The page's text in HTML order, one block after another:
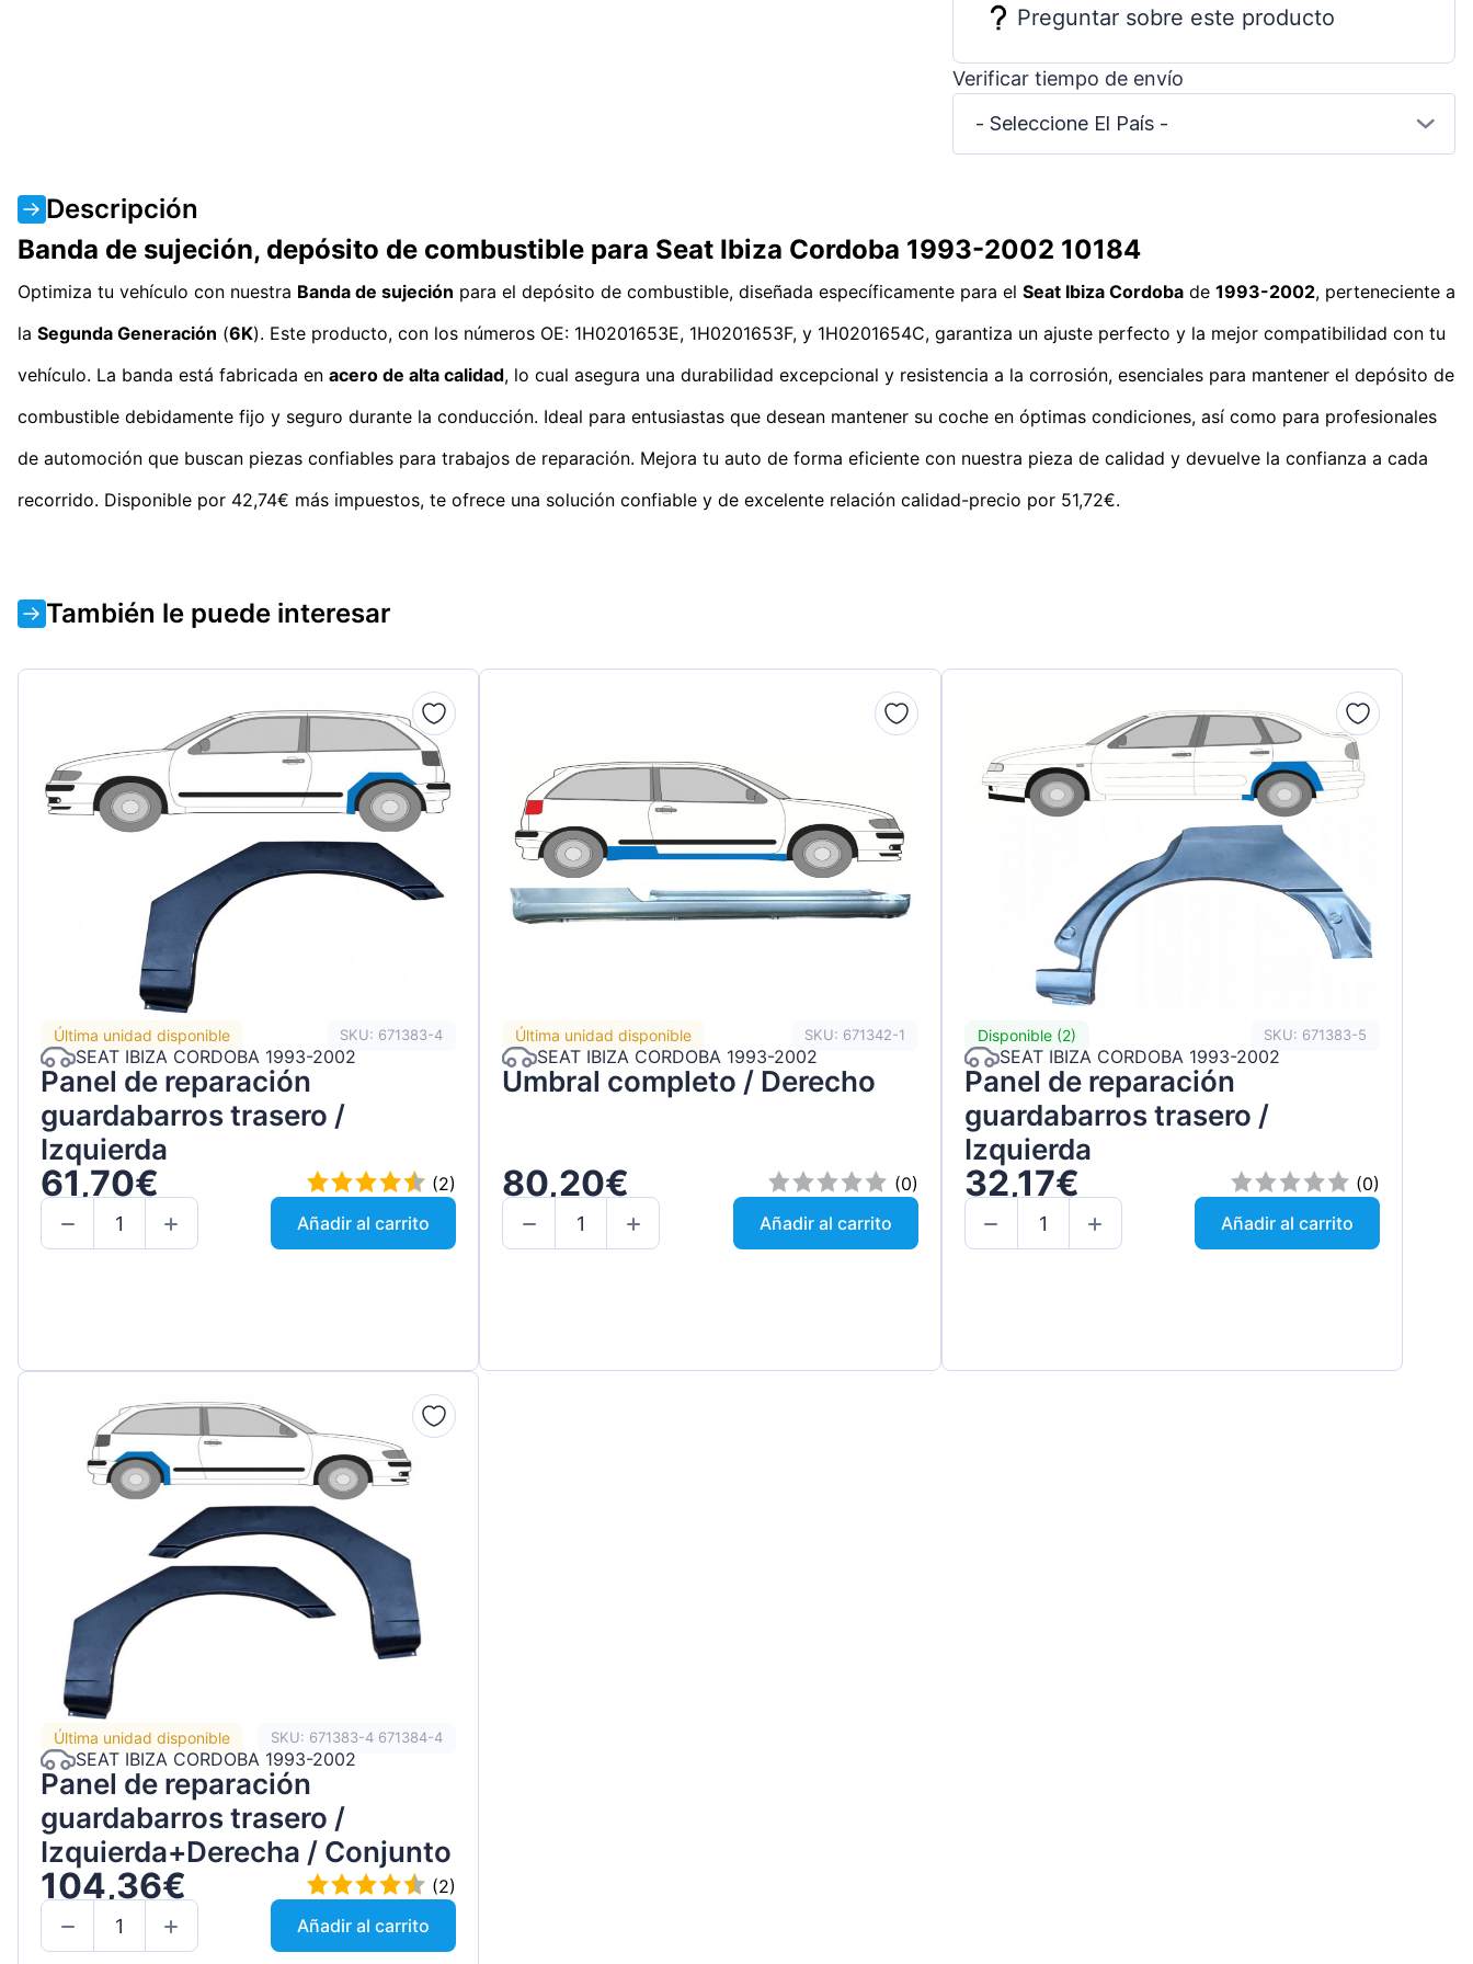
Preguntar sobre este producto
Verificar tiempo de envío
- Seleccione El País -
Descripción
Banda de sujeción, depósito de combustible para Seat Ibiza Cordoba 1993-2002 10184
Optimiza tu vehículo con nuestra Banda de sujeción para el depósito de combustible, diseñada específicamente para el Seat Ibiza Cordoba de 1993-2002, perteneciente a
la Segunda Generación (6K). Este producto, con los números OE: 1H0201653E, 1H0201653F, y 1H0201654C, garantiza un ajuste perfecto y la mejor compatibilidad con tu
vehículo. La banda está fabricada en acero de alta calidad, lo cual asegura una durabilidad excepcional y resistencia a la corrosión, esenciales para mantener el depósito de
combustible debidamente fijo y seguro durante la conducción. Ideal para entusiastas que desean mantener su coche en óptimas condiciones, así como para profesionales
de automoción que buscan piezas confiables para trabajos de reparación. Mejora tu auto de forma eficiente con nuestra pieza de calidad y devuelve la confianza a cada
recorrido. Disponible por 42,74€ más impuestos, te ofrece una solución confiable y de excelente relación calidad-precio por 51,72€.
También le puede interesar
Última unidad disponible SKU: 671383-4
SEAT IBIZA CORDOBA 1993-2002
Panel de reparación
guardabarros trasero /
Izquierda
61,70€
(2)
Añadir al carrito
Última unidad disponible SKU: 671342-1
SEAT IBIZA CORDOBA 1993-2002
Umbral completo / Derecho
80,20€
(0)
Añadir al carrito
Disponible (2) SKU: 671383-5
SEAT IBIZA CORDOBA 1993-2002
Panel de reparación
guardabarros trasero /
Izquierda
32,17€
(0)
Añadir al carrito
Última unidad disponible SKU: 671383-4 671384-4
SEAT IBIZA CORDOBA 1993-2002
Panel de reparación
guardabarros trasero /
Izquierda+Derecha / Conjunto
104,36€
(2)
Añadir al carrito